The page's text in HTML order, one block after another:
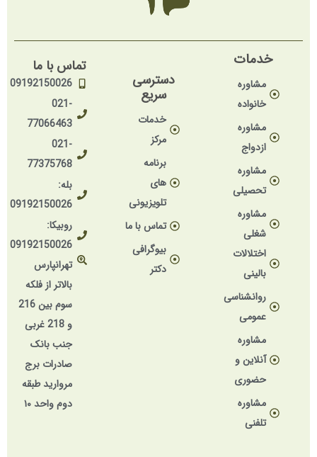
خدمات
مشاوره
خانواده
مشاوره
ازدواج
مشاوره
تحصیلی
مشاوره
شغلی
اختلالات
بالینی
روانشناسی
عمومی
مشاوره
آنلاین و
حضوری
مشاوره
تلفنی
دسترسی
سریع
خدمات
مرکز
های
تلویزیونی
تماس با ما
بیوگرافی
دکتر
تماس با ما
09192150026
77066463
77375768
09192150026
روبیکا:
09192150026
تهرانپارس
بالاتر از فلکه
سوم بین 216
و 218 غربی
جنب بانک
صادرات برج
مروارید طبقه
دوم واحد ۱۰